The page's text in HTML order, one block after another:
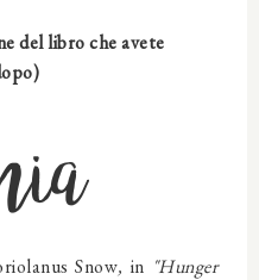
del libro che avete
Snow, in "Hunger